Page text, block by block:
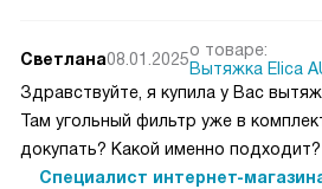
Светлана08.01.2025о товаре:
Вытяжка Elica
Здравствуйте, я купила у Вас
Там угольный фильтр уже в
докупать? Какой именно
Специалист интернет-